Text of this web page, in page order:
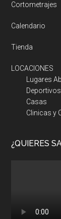
Cortometrajes
Calendario
Tienda
LOCACIONES
Lugares
Casas
Clinicas y
¿QUIERES